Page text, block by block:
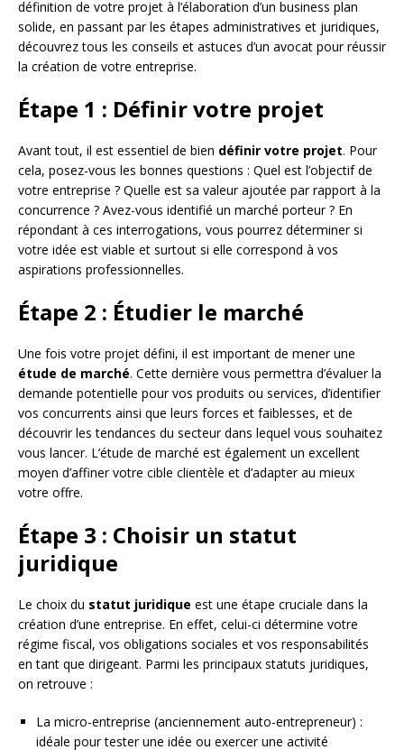
définition de votre projet à l’élaboration d’un business plan
solide, en passant par les étapes administratives et juridiques,
découvrez tous les conseils et astuces d’un avocat pour réussir
la création de votre entreprise.
Étape 1 : Définir votre projet
Avant tout, il est essentiel de bien définir votre projet. Pour
cela, posez-vous les bonnes questions : Quel est l’objectif de
votre entreprise ? Quelle est sa valeur ajoutée par rapport à la
concurrence ? Avez-vous identifié un marché porteur ? En
répondant à ces interrogations, vous pourrez déterminer si
votre idée est viable et surtout si elle correspond à vos
aspirations professionnelles.
Étape 2 : Étudier le marché
Une fois votre projet défini, il est important de mener une
étude de marché. Cette dernière vous permettra d’évaluer la
demande potentielle pour vos produits ou services, d’identifier
vos concurrents ainsi que leurs forces et faiblesses, et de
découvrir les tendances du secteur dans lequel vous souhaitez
vous lancer. L’étude de marché est également un excellent
moyen d’affiner votre cible clientèle et d’adapter au mieux
votre offre.
Étape 3 : Choisir un statut
juridique
Le choix du statut juridique est une étape cruciale dans la
création d’une entreprise. En effet, celui-ci détermine votre
régime fiscal, vos obligations sociales et vos responsabilités
en tant que dirigeant. Parmi les principaux statuts juridiques,
on retrouve :
La micro-entreprise (anciennement auto-entrepreneur) :
idéale pour tester une idée ou exercer une activité